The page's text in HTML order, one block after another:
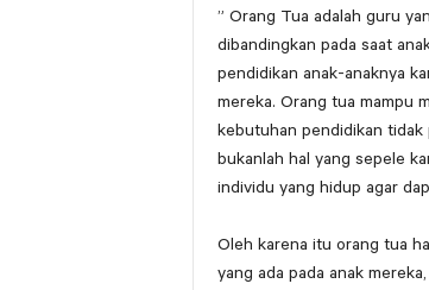
” Orang Tua adalah guru
dibandingkan pada saat
pendidikan anak-anaknya
mereka. Orang tua mampu
kebutuhan pendidikan
bukanlah hal yang sepele
individu yang hidup agar
Oleh karena itu orang tua
yang ada pada anak